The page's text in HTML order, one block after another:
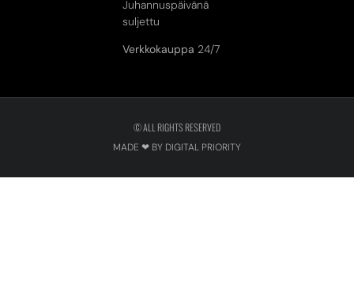
Juhannuspäivänä
suljettu
Verkkokauppa 24/7
© ALL RIGHTS RESERVED
MADE ❤ BY DIGITAL PRIORITY